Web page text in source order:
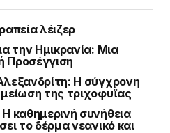
λέιζερ
την Ημικρανία: Μια
Προσέγγιση
Η σύγχρονη
της τριχοφυΐας
καθημερινή συνήθεια
το δέρμα νεανικό και